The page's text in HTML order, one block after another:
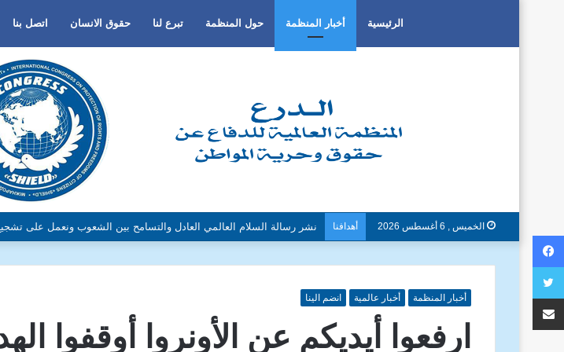
الرئيسية أخبار المنظمة حول المنظمة تبرع لنا حقوق الانسان اتصل بنا
الخميس , 6 أغسطس 2026 أهدافنا دون تمييز بسبب العرق او الجنس أو اللغة أو الدين وتفعيل لغة الحوار
أخبار المنظمة أخبار عالمية انضم الينا
ارفعوا أيديكم عن الأونروا أوقفوا
فيسبوك
تويتر
مشاركة عبر البريد